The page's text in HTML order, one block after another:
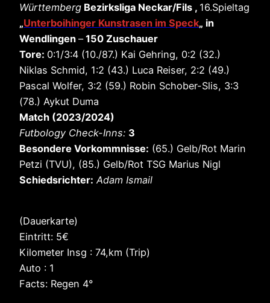
Württemberg Bezirksliga Neckar/Fils , 16.Spieltag
„Unterboihinger Kunstrasen im Speck„ in
Wendlingen –150 Zuschauer
Tore: 0:1/3:4 (10./87.) Kai Gehring, 0:2 (32.)
Niklas Schmid, 1:2 (43.) Luca Reiser, 2:2 (49.)
Pascal Wolfer, 3:2 (59.) Robin Schober-Slis, 3:3
(78.) Aykut Duma
Match (2023/2024)
Futbology Check-Inns: 3
Besondere Vorkommnisse: (65.) Gelb/Rot Marin
Petzi (TVU), (85.) Gelb/Rot TSG Marius Nigl
Schiedsrichter: Adam Ismail
(Dauerkarte)
Eintritt: 5€
Kilometer Insg : 74,km (Trip)
Auto : 1
Facts: Regen 4°